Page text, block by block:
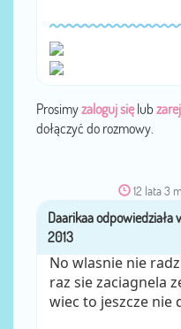
Prosimyzaloguj sięlub
dołączyć do rozmowy.
12 lata 3
przez
No wlasnie nie
raz sie zaciagnela
wiec to jeszcze nie